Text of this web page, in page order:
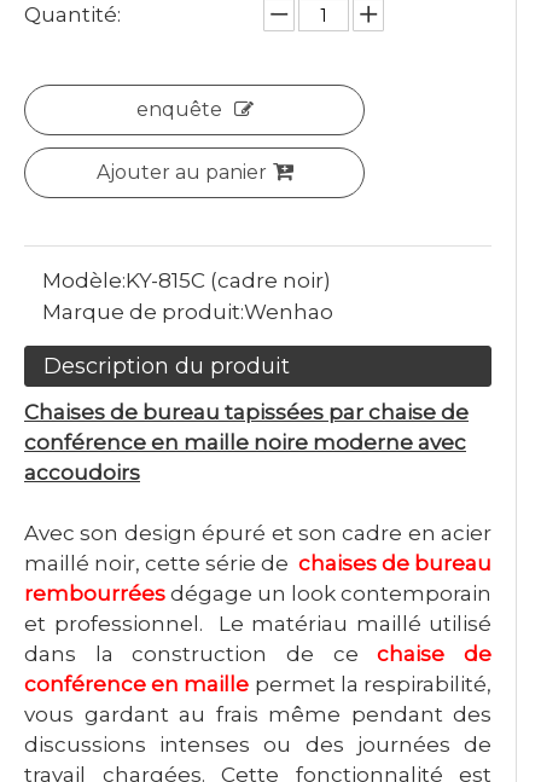
Quantité:
enquête
Ajouter au panier
Modèle:KY-815C (cadre noir)
Marque de produit:Wenhao
Description du produit
Chaises de bureau tapissées par chaise de
conférence en maille noire moderne avec
accoudoirs
Avec son design épuré et son cadre en acier
maillé noir, cette série de chaises de bureau
rembourrées dégage un look contemporain
et professionnel. Le matériau maillé utilisé
dans la construction de cechaise de
conférence en maille permet la respirabilité,
vous gardant au frais même pendant des
discussions intenses ou des journées de
travail chargées. Cette fonctionnalité est